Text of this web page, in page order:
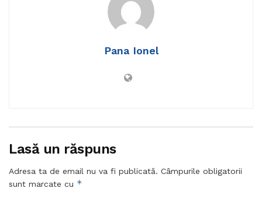
Pana Ionel
Lasă un răspuns
Adresa ta de email nu va fi publicată. Câmpurile obligatorii
sunt marcate cu *